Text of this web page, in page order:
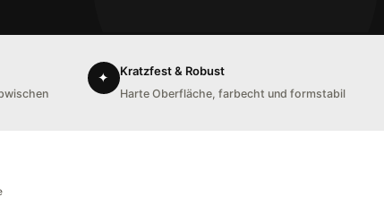
✦ Kratzfest & Robust
Harte Oberfläche, farbecht und formstabil